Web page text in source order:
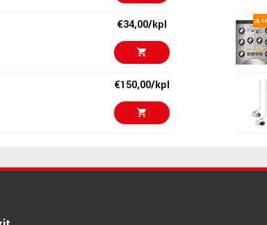
isäntä
€34,00/kpl
€150,00/kpl